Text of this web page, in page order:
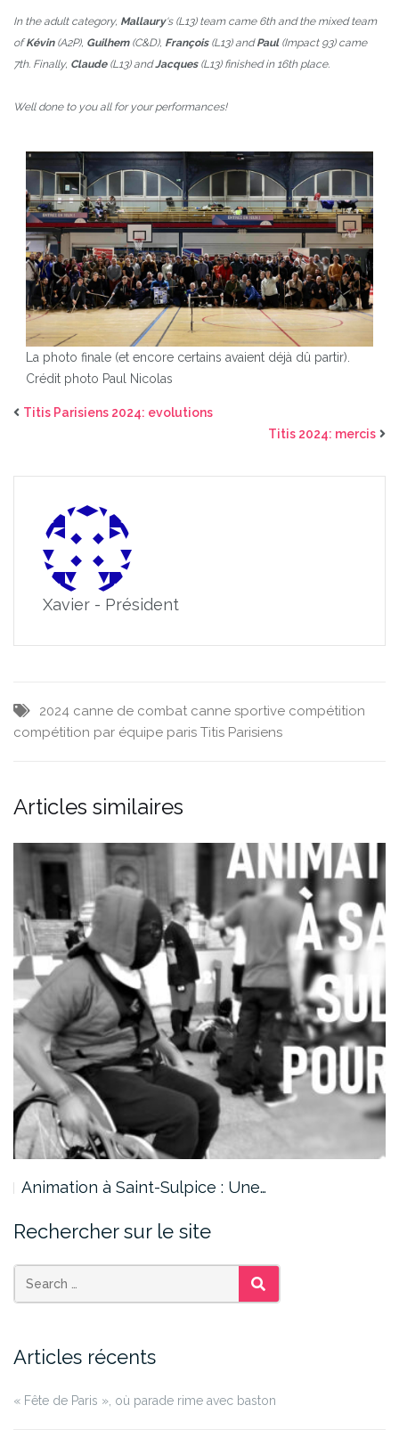
In the adult category, Mallaury‘s (L13) team came 6th and the mixed team
ofKévin (A2P), Guilhem (C&D), François (L13) andPaul (Impact 93) came
7th. Finally, Claude(L13) andJacques(L13) finished in 16th place.
Well done to you all for your performances!
La photo finale (et encore certains avaient déjà dû partir).
Crédit photo Paul Nicolas
Titis Parisiens 2024: evolutions
Titis 2024: mercis
Xavier - Président
2024 canne de combat canne sportive compétition
compétition par équipe paris Titis Parisiens
Articles similaires
Animation à Saint-Sulpice : Une…
Rechercher sur le site
SEARCH
Articles récents
« Fête de Paris », où parade rime avec baston